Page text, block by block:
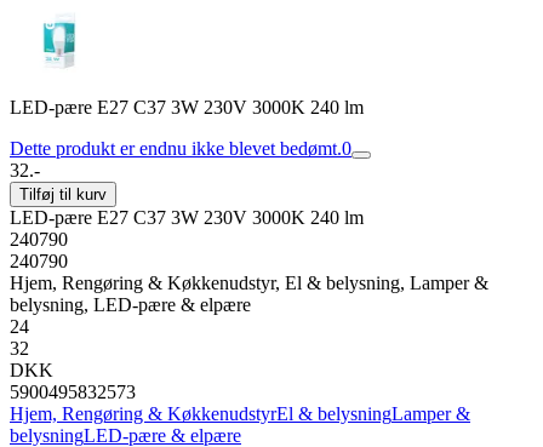
LED-pære E27 C37 3W 230V 3000K 240 lm
Dette produkt er endnu ikke blevet bedømt.0
32.-
Tilføj til kurv
LED-pære E27 C37 3W 230V 3000K 240 lm
240790
240790
Hjem, Rengøring & Køkkenudstyr, El & belysning, Lamper &
belysning, LED-pære & elpære
24
32
DKK
5900495832573
Hjem, Rengøring & KøkkenudstyrEl & belysningLamper &
belysningLED-pære & elpære